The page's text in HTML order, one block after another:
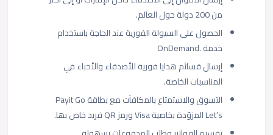
ﻣن 200 دوﻟﺔ ﺣول اﻟﻌﺎﻟم.
اﻟﺣﺻول ﻋﻠﻰ اﻟﺳﯾوﻟﺔ اﻟﻔورﯾﺔ ﻋﻧد اﻟﺣﺎﺟﺔ ﺑﺎﺳﺗﺧدام
ﺧدﻣﺔ .OnDemand
إرﺳﺎل ﻗﺳﺎﺋم ھداﯾﺎ ﻓورﯾﺔ ﻟﻸﺻدﻗﺎء واﻷﺣﺑﺎء ﻓﻲ
اﻟﻣﻧﺎﺳﺑﺎت اﻟﺧﺎﺻﺔ.
اﻟﺗﺳوق واﻻﺳﺗﻣﺗﺎع ﺑﺎﻟﻣﻛﺎﻓﺂت ﻣﻊ ﺑطﺎﻗﺔ Payit Go
Let’s اﻟﻣزوّدة ﺑﺧﺎﺻﯾﺔ Visa ورﻣز QR ﻓرﯾد ﺧﺎص ﺑﮭﺎ.